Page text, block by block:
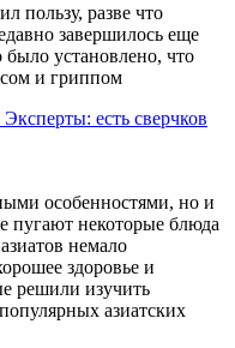
пользу, разве что
завершилось еще
было установлено, что
и гриппом
Эксперты: есть сверчков
особенностями, но и
некоторые блюда
немало
здоровье и
решили изучить
азиатских